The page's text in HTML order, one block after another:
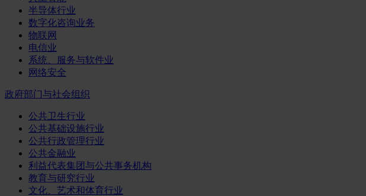
半导体行业
数字化咨询业务
物联网
电信业
系统、服务与软件业
网络安全
政府部门与社会组织
公共卫生行业
公共基础设施行业
公共行政管理行业
公共金融业
利益代表集团与公共事务机构
教育与研究行业
文化、艺术和体育行业